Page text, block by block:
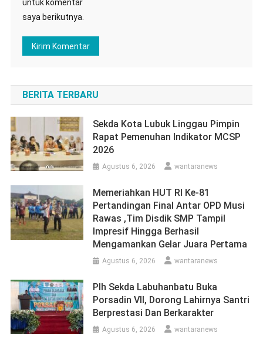
untuk komentar
saya berikutnya.
BERITA TERBARU
Sekda Kota Lubuk Linggau Pimpin
Rapat Pemenuhan Indikator MCSP
2026
Agustus 6, 2026 wantaranews
Memeriahkan HUT RI Ke-81
Pertandingan Final Antar OPD Musi
Rawas ,Tim Disdik SMP Tampil
Impresif Hingga Berhasil
Mengamankan Gelar Juara Pertama
Agustus 6, 2026 wantaranews
Plh Sekda Labuhanbatu Buka
Porsadin VII, Dorong Lahirnya Santri
Berprestasi Dan Berkarakter
Agustus 6, 2026 wantaranews